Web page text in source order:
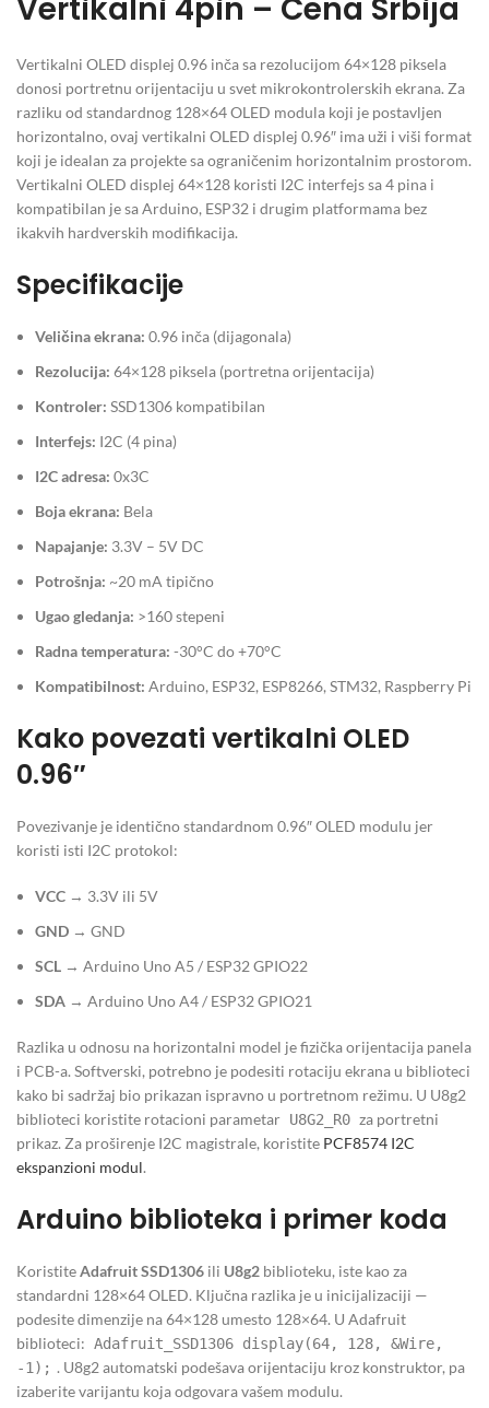
Vertikalni 4pin – Cena Srbija
Vertikalni OLED displej 0.96 inča sa rezolucijom 64×128 piksela
donosi portretnu orijentaciju u svet mikrokontrolerskih ekrana. Za
razliku od standardnog 128×64 OLED modula koji je postavljen
horizontalno, ovaj vertikalni OLED displej 0.96″ ima uži i viši format
koji je idealan za projekte sa ograničenim horizontalnim prostorom.
Vertikalni OLED displej 64×128 koristi I2C interfejs sa 4 pina i
kompatibilan je sa Arduino, ESP32 i drugim platformama bez
ikakvih hardverskih modifikacija.
Specifikacije
Veličina ekrana: 0.96 inča (dijagonala)
Rezolucija: 64×128 piksela (portretna orijentacija)
Kontroler: SSD1306 kompatibilan
Interfejs: I2C (4 pina)
I2C adresa: 0x3C
Boja ekrana: Bela
Napajanje: 3.3V – 5V DC
Potrošnja: ~20 mA tipično
Ugao gledanja: >160 stepeni
Radna temperatura: -30°C do +70°C
Kompatibilnost: Arduino, ESP32, ESP8266, STM32, Raspberry Pi
Kako povezati vertikalni OLED
0.96″
Povezivanje je identično standardnom 0.96″ OLED modulu jer
koristi isti I2C protokol:
VCC → 3.3V ili 5V
GND → GND
SCL → Arduino Uno A5 / ESP32 GPIO22
SDA → Arduino Uno A4 / ESP32 GPIO21
Razlika u odnosu na horizontalni model je fizička orijentacija panela
i PCB-a. Softverski, potrebno je podesiti rotaciju ekrana u biblioteci
kako bi sadržaj bio prikazan ispravno u portretnom režimu. U U8g2
biblioteci koristite rotacioni parametar U8G2_R0 za portretni
prikaz. Za proširenje I2C magistrale, koristite PCF8574 I2C
ekspanzioni modul.
Arduino biblioteka i primer koda
KoristiteAdafruit SSD1306 ili U8g2 biblioteku, iste kao za
standardni 128×64 OLED. Ključna razlika je u inicijalizaciji —
podesite dimenzije na 64×128 umesto 128×64. U Adafruit
biblioteci: Adafruit_SSD1306 display(64, 128, &Wire,
-1); . U8g2 automatski podešava orijentaciju kroz konstruktor, pa
izaberite varijantu koja odgovara vašem modulu.